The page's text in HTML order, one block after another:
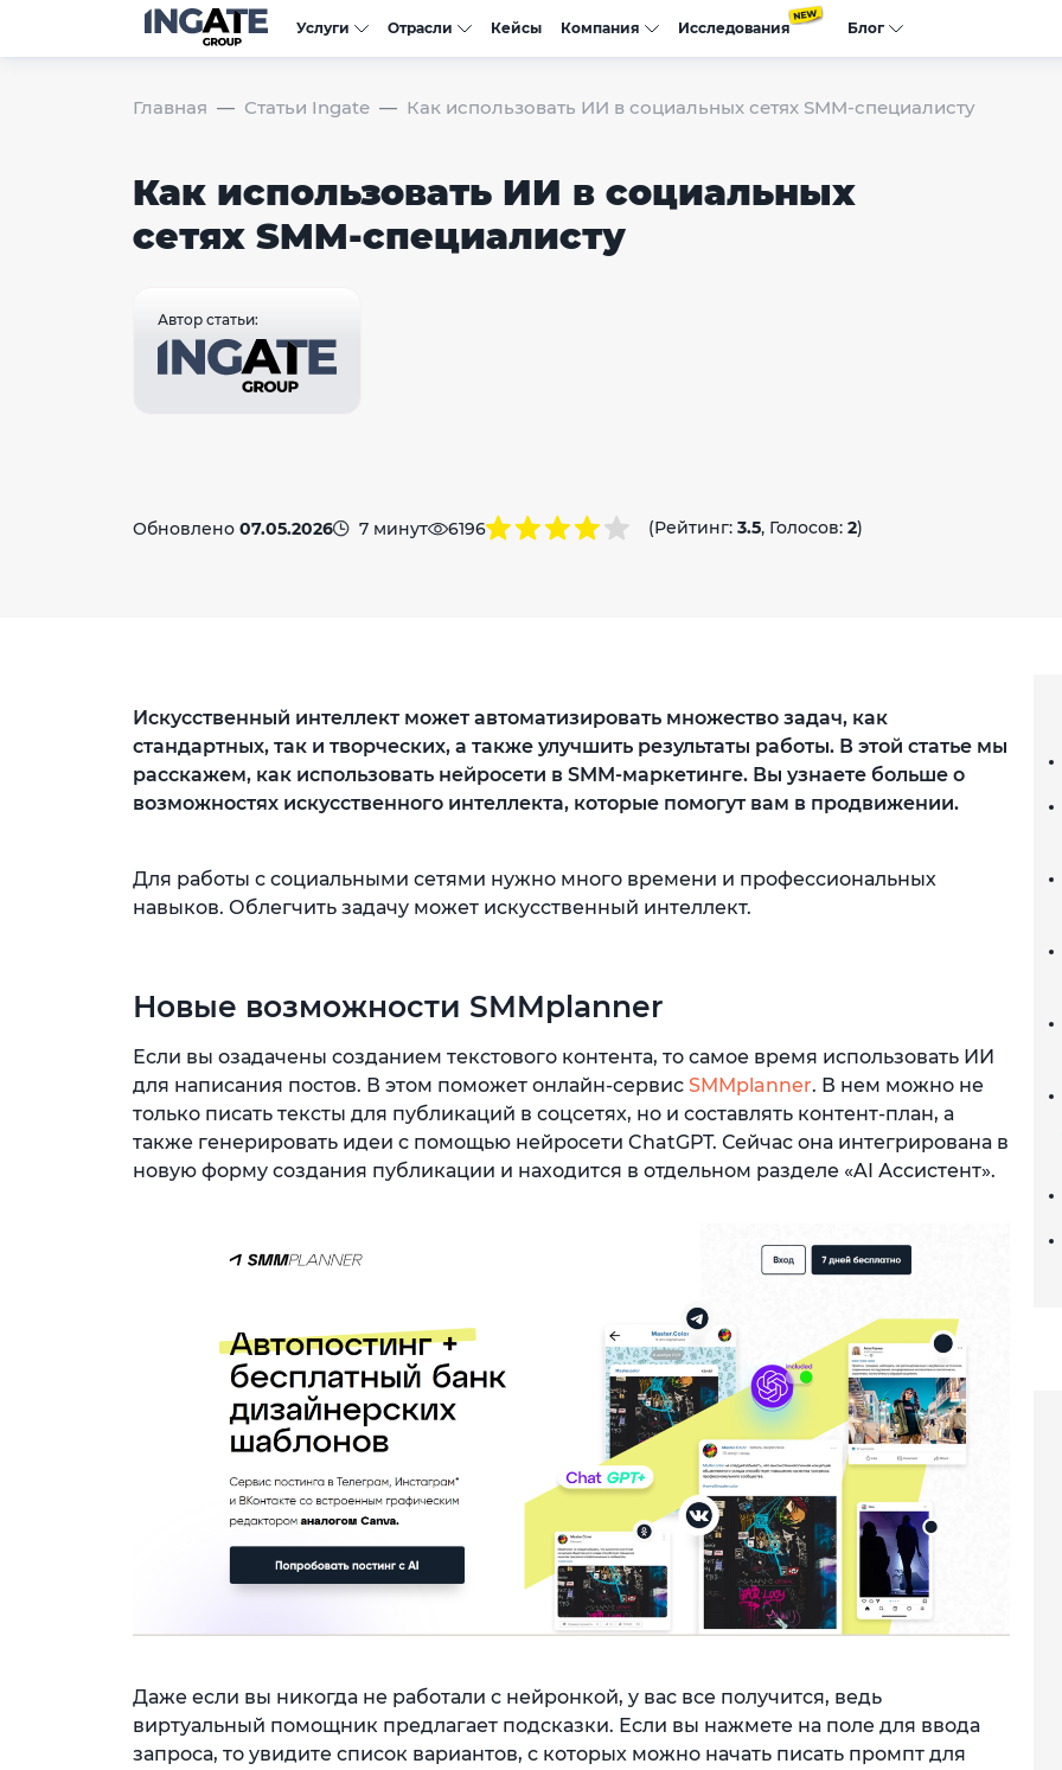
Услуги Отрасли Кейсы Компания Исследования Блог
Главная Статьи Ingate Как использовать ИИ в социальных сетях SMM-специалисту
Как использовать ИИ в социальных
сетях SMM-специалисту
Автор статьи:
Обновлено 07.05.2026 7 минут 6196 (Рейтинг: 3.5, Голосов: 2)
Искусственный интеллект может автоматизировать множество задач, как
стандартных, так и творческих, а также улучшить результаты работы. В этой статье мы
расскажем, как использовать нейросети в SMM-маркетинге. Вы узнаете больше о
возможностях искусственного интеллекта, которые помогут вам в продвижении.
Для работы с социальными сетями нужно много времени и профессиональных
навыков. Облегчить задачу может искусственный интеллект.
Новые возможности SMMplanner
Если вы озадачены созданием текстового контента, то самое время использовать ИИ
для написания постов. В этом поможет онлайн-сервис SMMplanner. В нем можно не
только писать тексты для публикаций в соцсетях, но и составлять контент-план, а
также генерировать идеи с помощью нейросети ChatGPT. Сейчас она интегрирована в
новую форму создания публикации и находится в отдельном разделе «AI Ассистент».
Даже если вы никогда не работали с нейронкой, у вас все получится, ведь
виртуальный помощник предлагает подсказки. Если вы нажмете на поле для ввода
запроса, то увидите список вариантов, с которых можно начать писать промпт для